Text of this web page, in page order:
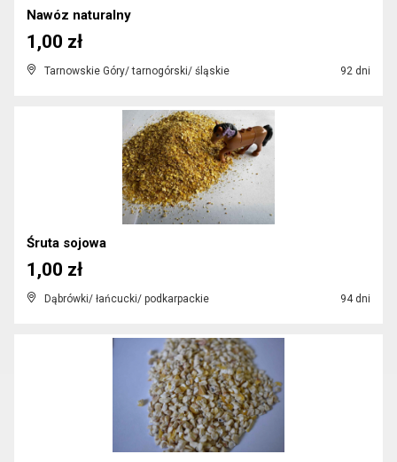
Nawóz naturalny
Tarnowskie Góry/ tarnogórski/ śląskie 92 dni
1,00 zł
Śruta sojowa
Dąbrówki/ łańcucki/ podkarpackie 94 dni
1,00 zł